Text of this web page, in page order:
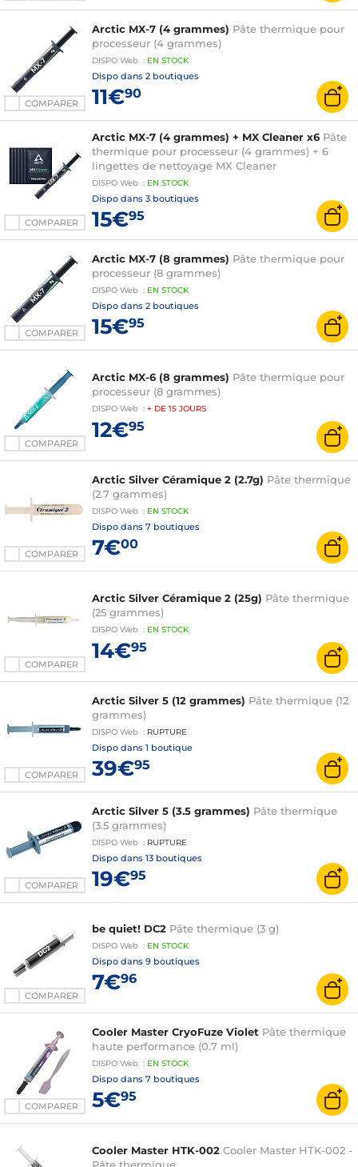
COMPARER
Arctic MX-7 (4 grammes) Pâte thermique pour
processeur (4 grammes)
DISPO Web : EN STOCK
Dispo dans 2 boutiques
11€90
COMPARER
Arctic MX-7 (4 grammes) + MX Cleaner x6 Pâte
thermique pour processeur (4 grammes) + 6
lingettes de nettoyage MX Cleaner
DISPO Web : EN STOCK
Dispo dans 3 boutiques
15€95
COMPARER
Arctic MX-7 (8 grammes) Pâte thermique pour
processeur (8 grammes)
DISPO Web : EN STOCK
Dispo dans 2 boutiques
15€95
COMPARER
Arctic MX-6 (8 grammes) Pâte thermique pour
processeur (8 grammes)
DISPO Web : + DE 15 JOURS
12€95
COMPARER
Arctic Silver Céramique 2 (2.7g) Pâte thermique
(2.7 grammes)
DISPO Web : EN STOCK
Dispo dans 7 boutiques
7€00
COMPARER
Arctic Silver Céramique 2 (25g) Pâte thermique
(25 grammes)
DISPO Web : EN STOCK
14€95
COMPARER
Arctic Silver 5 (12 grammes) Pâte thermique (12
grammes)
DISPO Web : RUPTURE
Dispo dans 1 boutique
39€95
COMPARER
Arctic Silver 5 (3.5 grammes) Pâte thermique
(3.5 grammes)
DISPO Web : RUPTURE
Dispo dans 13 boutiques
19€95
COMPARER
be quiet! DC2 Pâte thermique (3 g)
DISPO Web : EN STOCK
Dispo dans 9 boutiques
7€96
COMPARER
Cooler Master CryoFuze Violet Pâte thermique
haute performance (0.7 ml)
DISPO Web : EN STOCK
Dispo dans 7 boutiques
5€95
Cooler Master HTK-002 Cooler Master HTK-002 -